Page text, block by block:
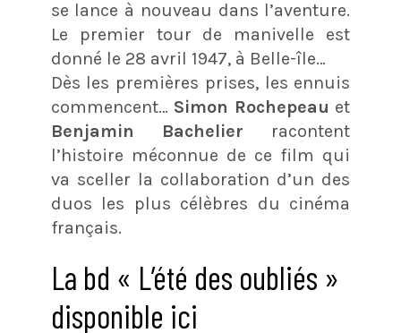
se lance à nouveau dans l’aventure.
Le premier tour de manivelle est
donné le 28 avril 1947, à Belle-île…
Dès les premières prises, les ennuis
commencent… Simon Rochepeau et
Benjamin Bachelier racontent
l’histoire méconnue de ce film qui
va sceller la collaboration d’un des
duos les plus célèbres du cinéma
français.
La bd « L’été des oubliés »
disponible ici